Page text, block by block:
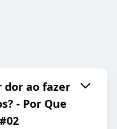
dor ao fazer
- Por Que